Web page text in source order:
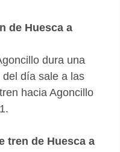
de Huesca a
dura una
día sale a las
hacia Agoncillo
tren de Huesca a